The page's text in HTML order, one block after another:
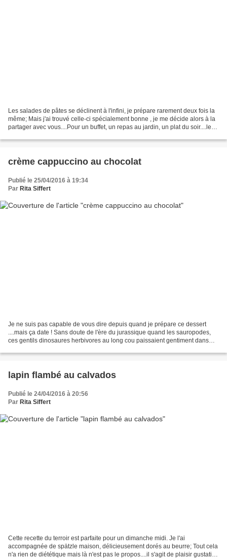
Les salades de pâtes se déclinent à l'infini, je prépare rarement deux fois la
même; Mais j'ai trouvé celle-ci spécialement bonne , je me décide alors à la
partager avec vous....Pour un buffet, un repas au jardin, un plat du soir....les
crème cappuccino au chocolat
Publié le 25/04/2016 à 19:34
Par Rita Siffert
Je ne suis pas capable de vous dire depuis quand je prépare ce dessert
....mais ça date ! Sans doute de l'ère du jurassique quand les sauropodes,
ces gentils dinosaures herbivores au long cou paissaient gentiment dans
lapin flambé au calvados
Publié le 24/04/2016 à 20:56
Par Rita Siffert
Cette recette du terroir est parfaite pour un dimanche midi. Je l'ai
accompagnée de spätzle maison, délicieusement dorés au beurre; Tout cela
n'a rien de diététique mais là n'est pas le propos....il s'agit de plaisir gustatif,